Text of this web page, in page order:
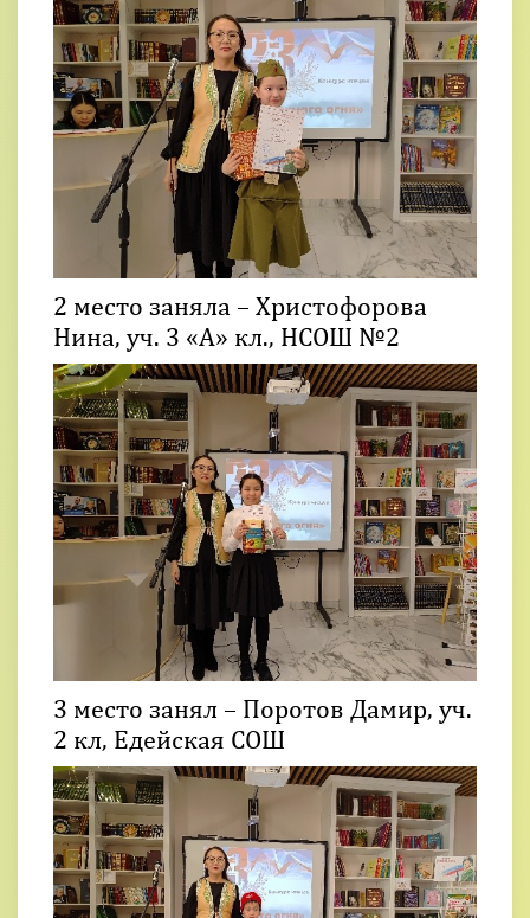
2 место заняла – Христофорова
Нина, уч. 3 «А» кл., НСОШ №2
3 место занял – Поротов Дамир, уч.
2 кл, Едейская СОШ